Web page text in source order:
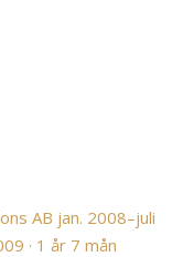
AB jan. 2008–juli
· 1 år 7 mån